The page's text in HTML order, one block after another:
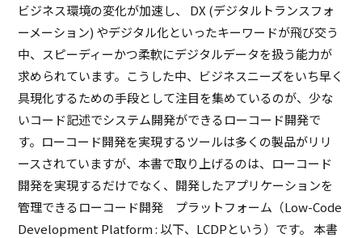
ビジネス環境の変化が加速し、 DX (デジタルトランスフォ
ーメーション) やデジタル化といったキーワードが飛び交う
中、スピーディーかつ柔軟にデジタルデータを扱う能力が
求められています。こうした中、ビジネスニーズをいち早く
具現化するための手段として注目を集めているのが、少な
いコード記述でシステム開発ができるローコード開発で
す。ローコード開発を実現するツールは多くの製品がリリ
ースされていますが、本書で取り上げるのは、ローコード
開発を実現するだけでなく、開発したアプリケーションを
管理できるローコード開発 プラットフォーム（Low-Code
Development Platform : 以下、LCDPという）です。 本書